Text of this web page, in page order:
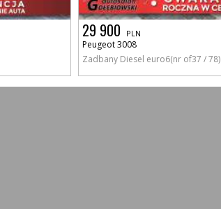
29 900 PLN
Peugeot 3008
Zadbany Diesel euro6(nr of37 / 78)